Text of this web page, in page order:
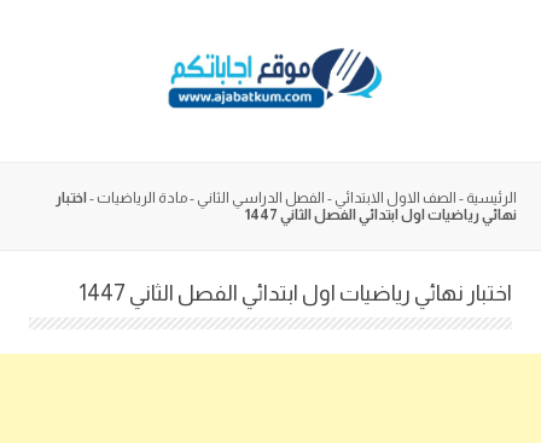
الرئيسية - الصف الاول الابتدائي - الفصل الدراسي الثاني -مادة الرياضيات - اختبار
نهائي رياضيات اول ابتدائي الفصل الثاني 1447
اختبار نهائي رياضيات اول ابتدائي الفصل الثاني 1447